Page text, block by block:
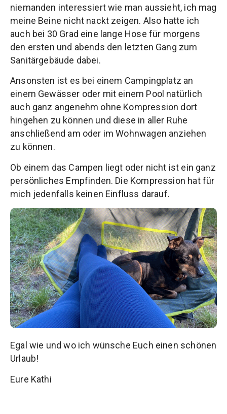
niemanden interessiert wie man aussieht, ich mag
meine Beine nicht nackt zeigen. Also hatte ich
auch bei 30 Grad eine lange Hose für morgens
den ersten und abends den letzten Gang zum
Sanitärgebäude dabei.
Ansonsten ist es bei einem Campingplatz an
einem Gewässer oder mit einem Pool natürlich
auch ganz angenehm ohne Kompression dort
hingehen zu können und diese in aller Ruhe
anschließend am oder im Wohnwagen anziehen
zu können.
Ob einem das Campen liegt oder nicht ist ein ganz
persönliches Empfinden. Die Kompression hat für
mich jedenfalls keinen Einfluss darauf.
Egal wie und wo ich wünsche Euch einen schönen
Urlaub!
Eure Kathi